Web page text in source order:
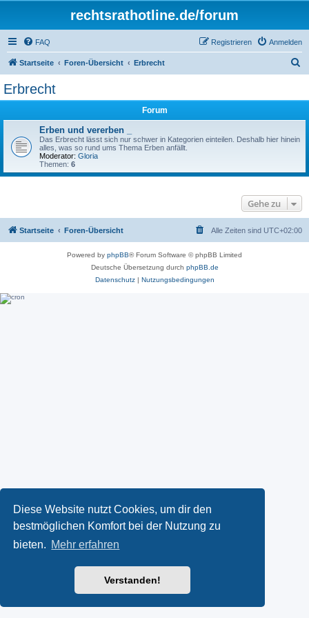
Diese Website nutzt Cookies, um dir den
bestmöglichen Komfort bei der Nutzung zu
bieten. Mehr erfahren
Verstanden!
rechtsrathotline.de/forum
FAQ Anmelden
Registrieren
Startseite Foren-Übersicht Erbrecht
Erbrecht
Forum
Erben und vererben _
Das Erbrecht lässt sich nur schwer in Kategorien einteilen. Deshalb hier hinein
alles, was so rund ums Thema Erben anfällt.
Moderator: Gloria
Themen: 6
Gehe zu
Startseite Foren-Übersicht Alle Zeiten sind UTC+02:00
Powered by phpBB® Forum Software © phpBB Limited
Deutsche Übersetzung durch phpBB.de
Datenschutz| Nutzungsbedingungen